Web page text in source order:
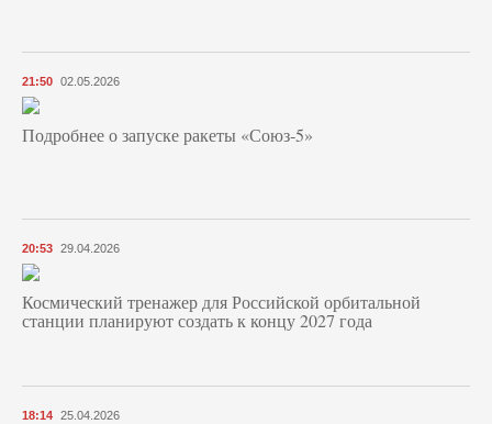
21:50 02.05.2026
Подробнее о запуске ракеты «Союз‑5»
20:53 29.04.2026
Космический тренажер для Российской орбитальной
станции планируют создать к концу 2027 года
18:14 25.04.2026